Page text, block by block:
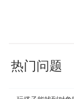
热门问题